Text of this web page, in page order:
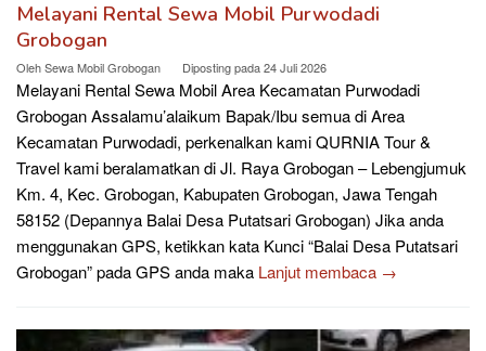
Melayani Rental Sewa Mobil Purwodadi
Grobogan
OlehSewa Mobil Grobogan Diposting pada24 Juli 2026
Melayani Rental Sewa Mobil Area Kecamatan Purwodadi
Grobogan Assalamu’alaikum Bapak/Ibu semua di Area
Kecamatan Purwodadi, perkenalkan kami QURNIA Tour &
Travel kami beralamatkan di Jl. Raya Grobogan – Lebengjumuk
Km. 4, Kec. Grobogan, Kabupaten Grobogan, Jawa Tengah
58152 (Depannya Balai Desa Putatsari Grobogan) Jika anda
menggunakan GPS, ketikkan kata Kunci “Balai Desa Putatsari
Grobogan” pada GPS anda maka Lanjut membaca →